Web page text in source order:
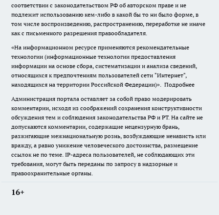
соответствии с законодательством РФ об авторском праве и не
подлежит использованию кем-либо в какой бы то ни было форме, в
том числе воспроизведению, распространению, переработке не иначе
как с письменного разрешения правообладателя.
«На информационном ресурсе применяются рекомендательные
технологии (информационные технологии предоставления
информации на основе сбора, систематизации и анализа сведений,
относящихся к предпочтениям пользователей сети "Интернет",
находящихся на территории Российской Федерации)». Подробнее
Администрация портала оставляет за собой право модерировать
комментарии, исходя из соображений сохранения конструктивности
обсуждения тем и соблюдения законодательства РФ и РТ. На сайте не
допускаются комментарии, содержащие нецензурную брань,
разжигающие межнациональную рознь, возбуждающие ненависть или
вражду, а равно унижение человеческого достоинства, размещение
ссылок не по теме. IP-адреса пользователей, не соблюдающих эти
требования, могут быть переданы по запросу в надзорные и
правоохранительные органы.
16+